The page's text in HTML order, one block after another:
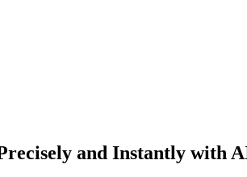
and Instantly with